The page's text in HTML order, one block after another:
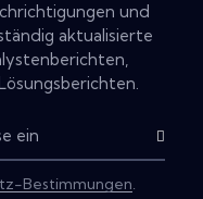
und
aktualisierte
Subscribe
Bestimmungen.